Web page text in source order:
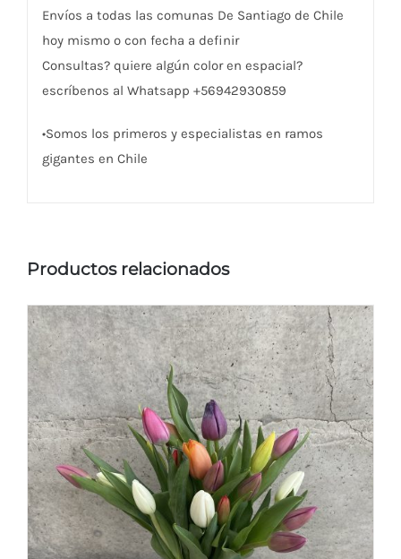
Envíos a todas las comunas De Santiago de Chile
hoy mismo o con fecha a definir
Consultas? quiere algún color en espacial?
escríbenos al Whatsapp +56942930859
•Somos los primeros y especialistas en ramos
gigantes en Chile
Productos relacionados